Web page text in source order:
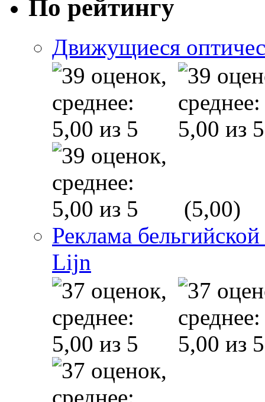
По рейтингу
Движущиеся
(5,00)
Реклама
Lijn